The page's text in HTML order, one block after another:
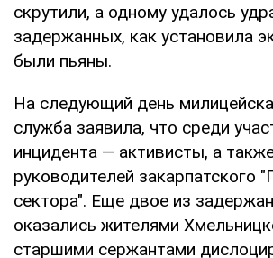
скрутили, а одному удалось
задержанных, как установила
были пьяны.
На следующий день
служба заявила, что среди
инцидента — активисты, а
руководителей закарпатского
сектора". Еще двое из
оказались жителями
старшими сержантами